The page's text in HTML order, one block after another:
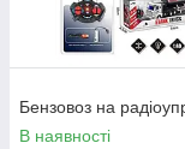
Бензовоз на
В наявності